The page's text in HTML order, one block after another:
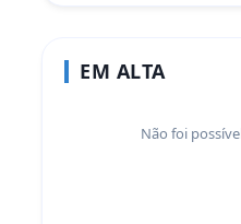
EM ALTA
Não foi